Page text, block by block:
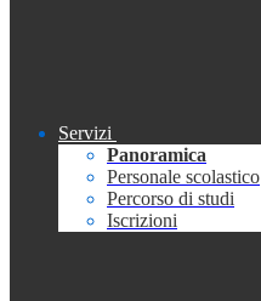
Servizi
Panoramica
Personale scolastico
Percorso di studi
Iscrizioni